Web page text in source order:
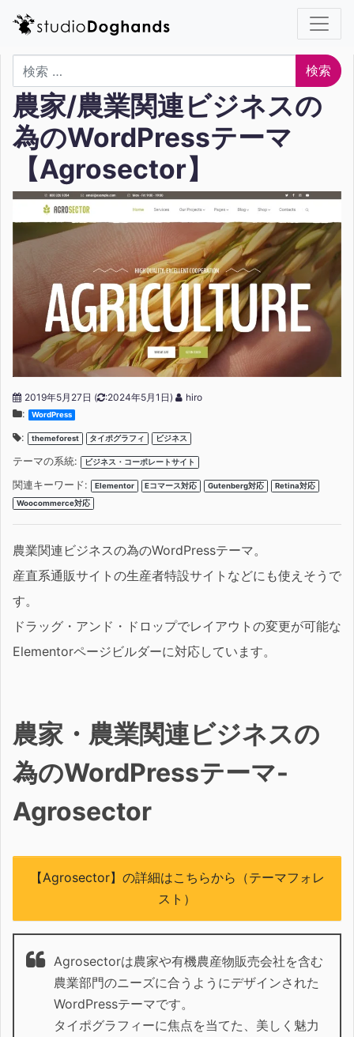
検索
農家/農業関連ビジネスの
為のWordPressテーマ
【Agrosector】
2019年5月27日 ( :2024年5月1日)
hiro
:
WordPress
: themeforest タイポグラフィ ビジネス
テーマの系統: ビジネス・コーポレートサイト
関連キーワード: Elementor Eコマース対応 Gutenberg対応
Retina対応
Woocommerce対応
農業関連ビジネスの為のWordPressテーマ。
産直系通販サイトの生産者特設サイトなどにも使えそうで
す。
ドラッグ・アンド・ドロップでレイアウトの変更が可能な
Elementorページビルダーに対応しています。
農家・農業関連ビジネスの
為のWordPressテーマ-
Agrosector
【Agrosector】の詳細はこちらから（テーマフォレ
スト）
Agrosectorは農家や有機農産物販売会社を含む
農業部門のニーズに合うようにデザインされた
WordPressテーマです。
タイポグラフィーに焦点を当てた、美しく魅力